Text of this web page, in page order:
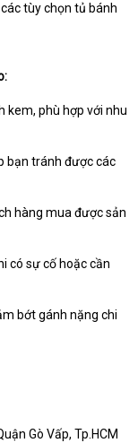
tùy chọn tủ bánh
kem, phù hợp với nhu
bạn tránh được các
hàng mua được sản
có sự cố hoặc cần
bớt gánh nặng chi
Gò Vấp, Tp.HCM